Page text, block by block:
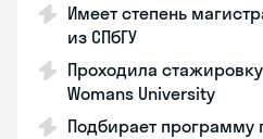
Имеет степень
из СПбГУ
Проходила
Womans University
Подбирает программу